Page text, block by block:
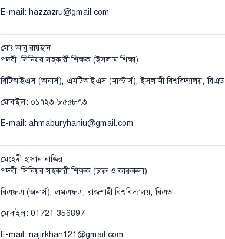
E-mail: hazzazru@gmail.com
মোঃ আবু রায়হান
পদবী: সিনিয়র সহকারী শিক্ষক (ইসলাম শিক্ষা)
বিটিআইএস (অনার্স), এমটিআইএস (মাস্টার্স), ইসলামী বিশ্ববিদ্যালয়, বিএড
মোবাইল: ০১৭২৩-৮৫৫৮৭৩
E-mail: ahmaburyhaniu@gmail.com
মেহেদী হাসান নাজির
পদবী: সিনিয়র সহকারী শিক্ষক (চারু ও কারুকলা)
বিএফএ (অনার্স), এমএফএ, রাজশাহী বিশ্ববিদ্যালয়, বিএড
মোবাইল: 01721 356897
E-mail: najirkhan121@gmail.com